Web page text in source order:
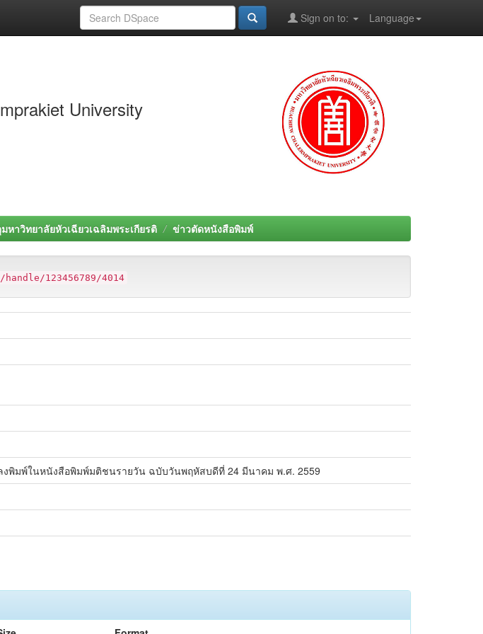
Language
Sign on to:
University
หาวิทยาลัยหัวเฉียวเฉลิมพระเกียรติ ข่าวตัดหนังสือพิมพ์
123456789/4014
งพิมพ์ในหนังสือพิมพ์มติชนรายวัน ฉบับวันพฤหัสบดีที่ 24 มีนาคม พ.ศ. 2559